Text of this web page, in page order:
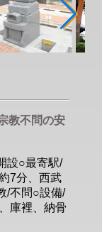
教不問の安
設○最寄駅/
7分、西武
/不問○設備/
庫裡、納骨